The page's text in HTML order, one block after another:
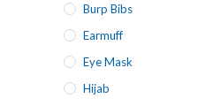
Burp Bibs
Earmuff
Eye Mask
Hijab